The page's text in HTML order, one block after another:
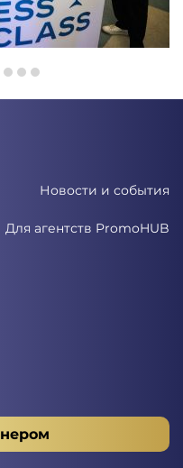
Новости и события
Для агентств PromoHUB